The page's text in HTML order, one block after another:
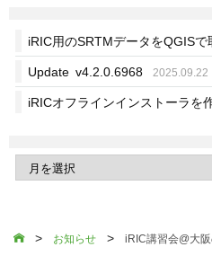
iRIC用のSRTMデータをQGISで
Update v4.2.0.6968 2025.09.22
iRICオフラインインストーラを
 > お知らせ > iRIC講習会@大